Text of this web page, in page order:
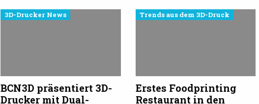
3D-Drucker News
BCN3D präsentiert 3D-
Drucker mit Dual-
Trends aus dem 3D-Druck
Erstes Foodprinting
Restaurant in den